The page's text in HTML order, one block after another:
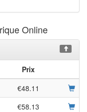
Online
Prix
€48.11
€58.13